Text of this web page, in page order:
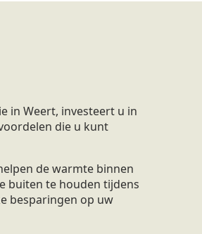
in Weert, investeert u in
die u kunt
de warmte binnen
buiten te houden tijdens
besparingen op uw